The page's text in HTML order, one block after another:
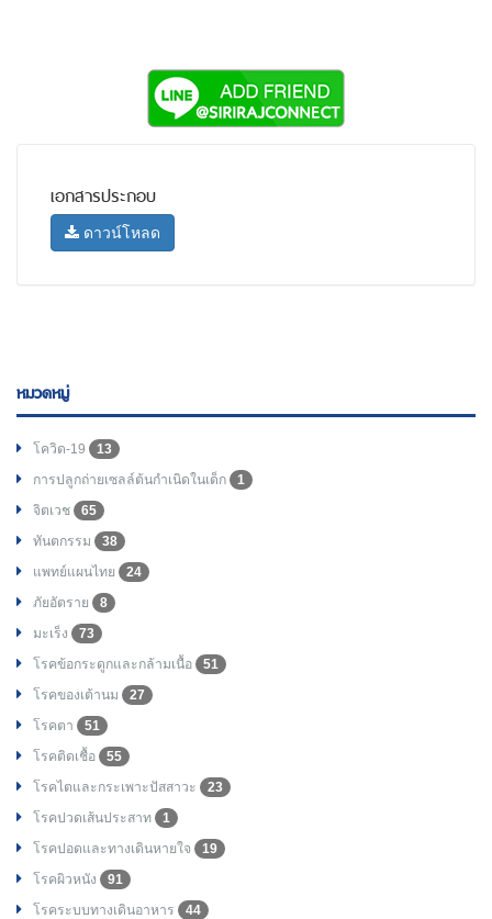
เอกสารประกอบ
ดาวน์โหลด
หมวดหมู่
โควิด-19
13
การปลูกถ่ายเซลล์ต้นกำเนิดในเด็ก
1
จิตเวช
65
ทันตกรรม
38
แพทย์แผนไทย
24
ภัยอัตราย
8
มะเร็ง
73
โรคข้อกระดูกและกล้ามเนื้อ
51
โรคของเต้านม
27
โรคตา
51
โรคติดเชื้อ
55
โรคไตและกระเพาะปัสสาวะ
23
โรคปวดเส้นประสาท
1
โรคปอดและทางเดินหายใจ
19
โรคผิวหนัง
91
โรคระบบทางเดินอาหาร
44